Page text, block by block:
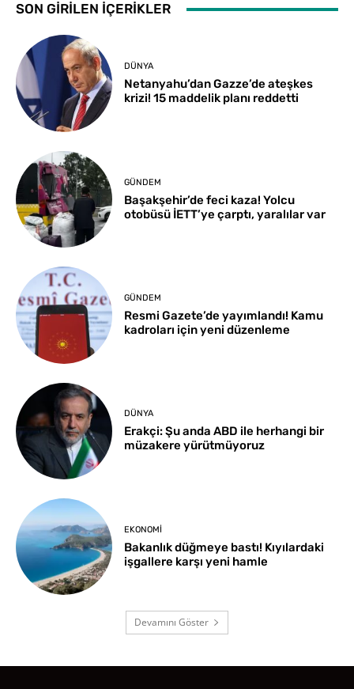
SON GİRİLEN İÇERİKLER
DÜNYA
Netanyahu’dan Gazze’de ateşkes
krizi! 15 maddelik planı reddetti
GÜNDEM
Başakşehir’de feci kaza! Yolcu
otobüsü İETT’ye çarptı, yaralılar var
GÜNDEM
Resmi Gazete’de yayımlandı! Kamu
kadroları için yeni düzenleme
DÜNYA
Erakçi: Şu anda ABD ile herhangi bir
müzakere yürütmüyoruz
EKONOMI
Bakanlık düğmeye bastı! Kıyılardaki
işgallere karşı yeni hamle
Devamını Göster